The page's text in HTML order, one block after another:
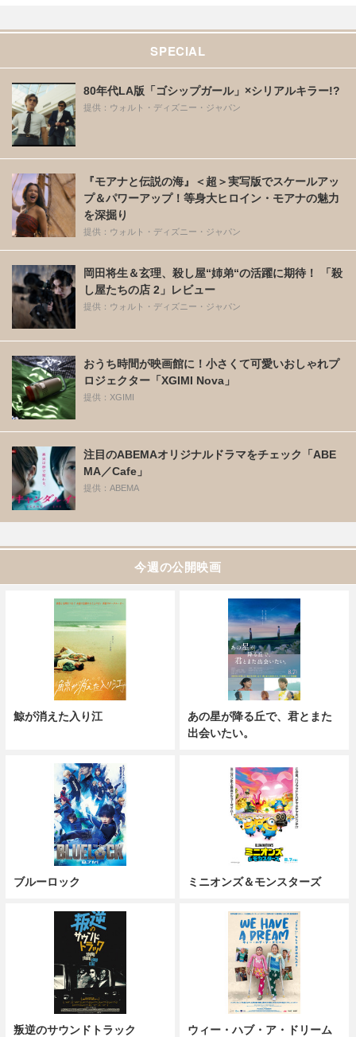
SPECIAL
80年代LA版「ゴシップガール」×シリアルキラー!?
提供：ウォルト・ディズニー・ジャパン
『モアナと伝説の海』＜超＞実写版でスケールアッ
プ＆パワーアップ！等身大ヒロイン・モアナの魅力
を深掘り
提供：ウォルト・ディズニー・ジャパン
岡田将生＆玄理、殺し屋“姉弟“の活躍に期待！ 「殺
し屋たちの店 2」レビュー
提供：ウォルト・ディズニー・ジャパン
おうち時間が映画館に！小さくて可愛いおしゃれプ
ロジェクター「XGIMI Nova」
提供：XGIMI
注目のABEMAオリジナルドラマをチェック「ABE
MA／Cafe」
提供：ABEMA
今週の公開映画
鯨が消えた入り江
あの星が降る丘で、君とまた
出会いたい。
ブルーロック ミニオンズ＆モンスターズ
叛逆のサウンドトラック ウィー・ハブ・ア・ドリーム